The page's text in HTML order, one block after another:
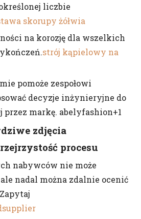
liczbie
skorupy żółwia
na korozję dla wszelkich
strój kąpielowy na
pomoże zespołowi
decyzje inżynieryjne do
przez markę. abelyfashion+1
zdjęcia
procesu
nabywców nie może
nadal można zdalnie ocenić